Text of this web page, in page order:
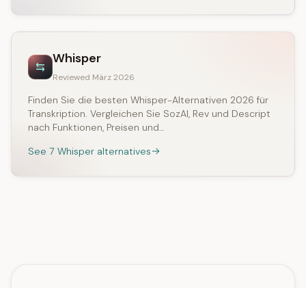
Whisper
Reviewed März 2026
Finden Sie die besten Whisper-Alternativen 2026 für
Transkription. Vergleichen Sie SozAI, Rev und Descript
nach Funktionen, Preisen und…
See 7 Whisper alternatives